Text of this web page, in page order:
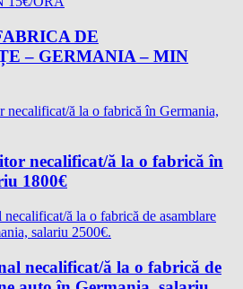
DE
– GERMANIA – MIN
necalificat/ă la o fabrică în
1800€
necalificat/ă la o fabrică de